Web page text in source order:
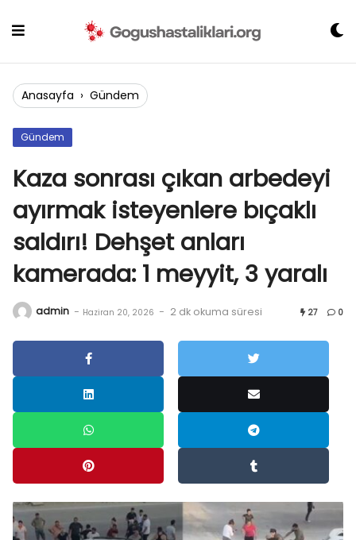
Anasayfa › Gündem
Gündem
Kaza sonrası çıkan arbedeyi
ayırmak isteyenlere bıçaklı
saldırı! Dehşet anları
kamerada: 1 meyyit, 3 yaralı
admin - Haziran 20, 2026 - 2 dk okuma süresi 27 0